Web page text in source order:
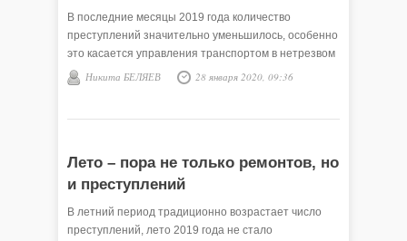
В последние месяцы 2019 года количество
преступлений значительно уменьшилось, особенно
это касается управления транспортом в нетрезвом
состоянии, однако, большая доля других
Никита БЕЛЯЕВ 28 января 2020, 09:36
Лето – пора не только ремонтов, но
и преступлений
В летний период традиционно возрастает число
преступлений, лето 2019 года не стало